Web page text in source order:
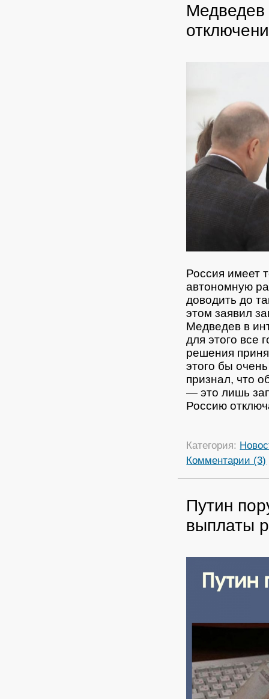
Медведев
Россия имеет
автономную
доводить до
этом заявил
Медведев в
для этого все
решения
этого бы
признал, что
— это лишь
Россию
Категория:
Комментарии (3)
Путин
выплаты